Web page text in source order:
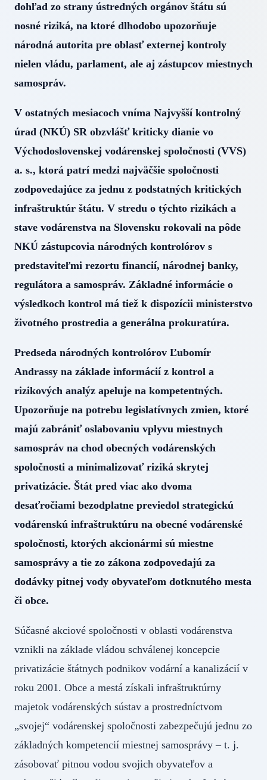
dohľad zo strany ústredných orgánov štátu sú
nosné riziká, na ktoré dlhodobo upozorňuje
národná autorita pre oblasť externej kontroly
nielen vládu, parlament, ale aj zástupcov miestnych
samospráv.
V ostatných mesiacoch vníma Najvyšší kontrolný
úrad (NKÚ) SR obzvlášť kriticky dianie vo
Východoslovenskej vodárenskej spoločnosti (VVS)
a. s., ktorá patrí medzi najväčšie spoločnosti
zodpovedajúce za jednu z podstatných kritických
infraštruktúr štátu. V stredu o týchto rizikách a
stave vodárenstva na Slovensku rokovali na pôde
NKÚ zástupcovia národných kontrolórov s
predstaviteľmi rezortu financií, národnej banky,
regulátora a samospráv. Základné informácie o
výsledkoch kontrol má tiež k dispozícii ministerstvo
životného prostredia a generálna prokuratúra.
Predseda národných kontrolórov Ľubomír
Andrassy na základe informácií z kontrol a
rizikových analýz apeluje na kompetentných.
Upozorňuje na potrebu legislatívnych zmien, ktoré
majú zabrániť oslabovaniu vplyvu miestnych
samospráv na chod obecných vodárenských
spoločnosti a minimalizovať riziká skrytej
privatizácie. Štát pred viac ako dvoma
desaťročiami bezodplatne previedol strategickú
vodárenskú infraštruktúru na obecné vodárenské
spoločnosti, ktorých akcionármi sú miestne
samosprávy a tie zo zákona zodpovedajú za
dodávky pitnej vody obyvateľom dotknutého mesta
či obce.
Súčasné akciové spoločnosti v oblasti vodárenstva
vznikli na základe vládou schválenej koncepcie
privatizácie štátnych podnikov vodární a kanalizácií v
roku 2001. Obce a mestá získali infraštruktúrny
majetok vodárenských sústav a prostredníctvom
„svojej“ vodárenskej spoločnosti zabezpečujú jednu zo
základných kompetencií miestnej samosprávy – t. j.
zásobovať pitnou vodou svojich obyvateľov a